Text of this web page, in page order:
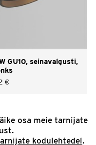
GU10, seinavalgusti,
€
osa meie tarnijate
kodulehtedel.